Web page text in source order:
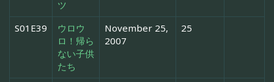
ツ
S01E39
ウロウ
ロ！帰ら
ない子供
たち
November 25,
2007
25